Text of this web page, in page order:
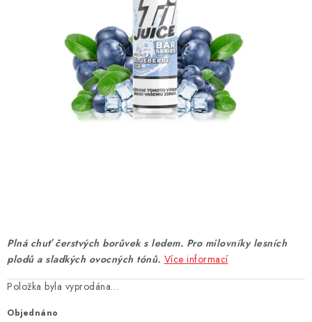
ATOMIZÉRY A CARTRIDGE
BATERIE A NABÍJEČKY
PŘÍSLUŠENSTVÍ
ZNAČKY
Plná chuť čerstvých borůvek s ledem. Pro milovníky lesních
plodů a sladkých ovocných tónů. Více informací
Položka byla vyprodána…
Objednáno